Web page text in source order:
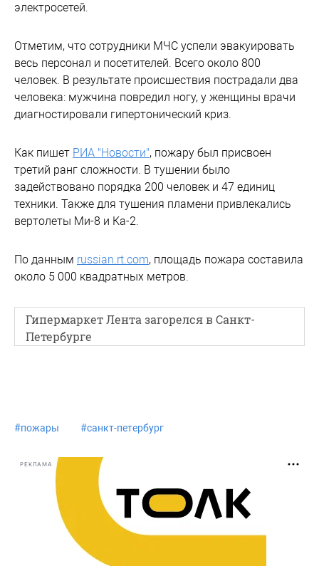
электросетей.
Отметим, что сотрудники МЧС успели эвакуировать
весь персонал и посетителей. Всего около 800
человек. В результате происшествия пострадали два
человека: мужчина повредил ногу, у женщины врачи
диагностировали гипертонический криз.
Как пишет РИА "Новости", пожару был присвоен
третий ранг сложности. В тушении было
задействовано порядка 200 человек и 47 единиц
техники. Также для тушения пламени привлекались
вертолеты Ми-8 и Ка-2.
По данным russian.rt.com, площадь пожара составила
около 5 000 квадратных метров.
Гипермаркет Лента загорелся в Санкт-
Петербурге
#пожары #санкт-петербург
РЕКЛАМА